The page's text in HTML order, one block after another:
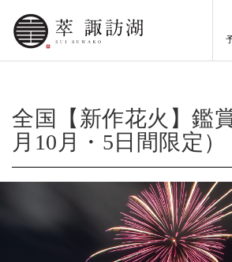
全国【新作花火】鑑
月10月・5日間限定）